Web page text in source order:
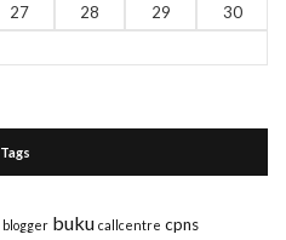
27 28 29
30
Tags
blogger buku callcentre cpns